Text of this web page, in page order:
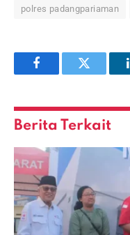
polres padangpariaman
FacebookTwitter
Berita Terkait